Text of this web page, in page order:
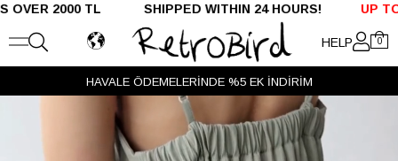
2000 TL SHIPPED WITHIN 24 HOURS!UP TO %50
HELP 0
HAVALE ÖDEMELERİNDE %5 EK İNDİRİM